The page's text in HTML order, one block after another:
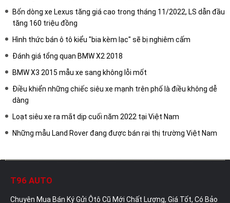
Bốn dòng xe Lexus tăng giá cao trong tháng 11/2022, LS dẫn đầu
tăng 160 triệu đồng
Hình thức bán ô tô kiểu "bia kèm lạc" sẽ bị nghiêm cấm
Đánh giá tổng quan BMW X2 2018
BMW X3 2015 mẫu xe sang không lỗi mốt
Điều khiển những chiếc siêu xe mạnh trên phố là điều không dễ
dàng
Loạt siêu xe ra mắt dịp cuối năm 2022 tại Việt Nam
Những mẫu Land Rover đang được bán rại thị trường Việt Nam
T96 AUTO
Chuyên Mua Bán Ký Gửi Ôtô Cũ Mới Chất Lượng, Giá Tốt, Có Bảo